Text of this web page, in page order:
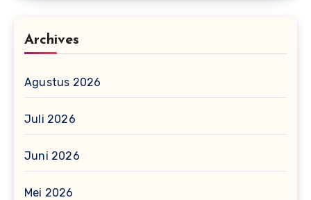
Archives
Agustus 2026
Juli 2026
Juni 2026
Mei 2026